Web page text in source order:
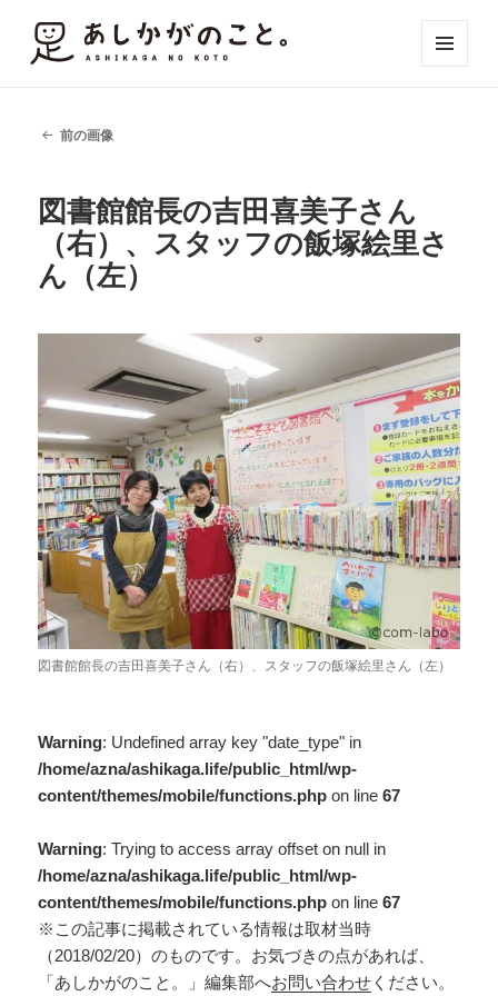
前の画像
図書館館長の吉田喜美子さん
（右）、スタッフの飯塚絵里さ
ん（左）
図書館館長の吉田喜美子さん（右）、スタッフの飯塚絵里さん（左）
Warning: Undefined array key "date_type" in
/home/azna/ashikaga.life/public_html/wp-
content/themes/mobile/functions.php on line67
Warning: Trying to access array offset on null in
/home/azna/ashikaga.life/public_html/wp-
content/themes/mobile/functions.php on line67
※この記事に掲載されている情報は取材当時
（2018/02/20）のものです。お気づきの点があれば、
「あしかがのこと。」編集部へお問い合わせ ください。